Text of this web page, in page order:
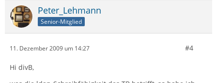
Peter_Lehmann
Senior-Mitglied
11. Dezember 2009 um 14:27 #4
Hi divB,